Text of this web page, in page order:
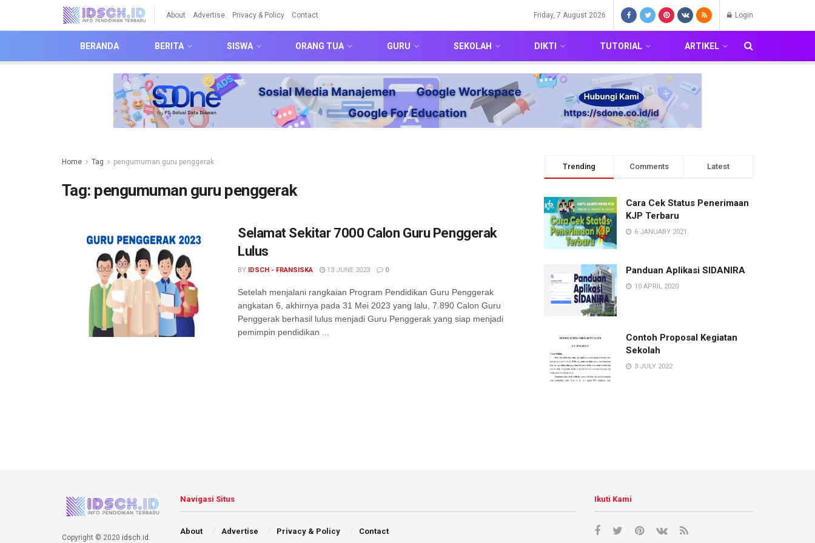
About Advertise Privacy & Policy Contact Friday, 7 August 2026 Login
BERANDA BERITA SISWA ORANG TUA GURU SEKOLAH DIKTI TUTORIAL ARTIKEL
Home Tag pengumuman guru penggerak
Tag: pengumuman guru penggerak
Selamat Sekitar 7000 Calon Guru Penggerak
Lulus
BY IDSCH - FRANSISKA 13 JUNE 2023 0
Setelah menjalani rangkaian Program Pendidikan Guru Penggerak
angkatan 6, akhirnya pada 31 Mei 2023 yang lalu, 7.890 Calon Guru
Penggerak berhasil lulus menjadi Guru Penggerak yang siap menjadi
pemimpin pendidikan ...
Trending Comments Latest
Cara Cek Status Penerimaan
KJP Terbaru
6 JANUARY 2021
Panduan Aplikasi SIDANIRA
10 APRIL 2020
Contoh Proposal Kegiatan
Sekolah
3 JULY 2022
Copyright © 2020 idsch.id
Navigasi Situs
About Advertise Privacy & Policy Contact
Ikuti Kami